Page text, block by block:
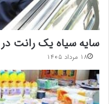
سایه سیاه یک رانت
۱۸ مرداد ۱۴۰۵